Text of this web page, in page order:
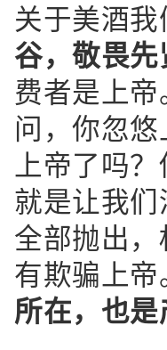
关于美酒
谷，敬畏
费者是上
问，你忽
上帝了吗
就是让我
全部抛出
有欺骗上
所在，也